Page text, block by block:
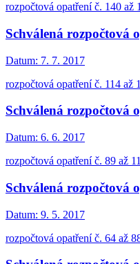
rozpočtová opatření č. 140 až
Schválená rozpočtová
Datum: 7. 7. 2017
rozpočtová opatření č. 114 až
Schválená rozpočtová
Datum: 6. 6. 2017
rozpočtová opatření č. 89 až
Schválená rozpočtová
Datum: 9. 5. 2017
rozpočtová opatření č. 64 až